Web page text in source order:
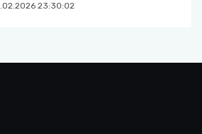
23:30:02